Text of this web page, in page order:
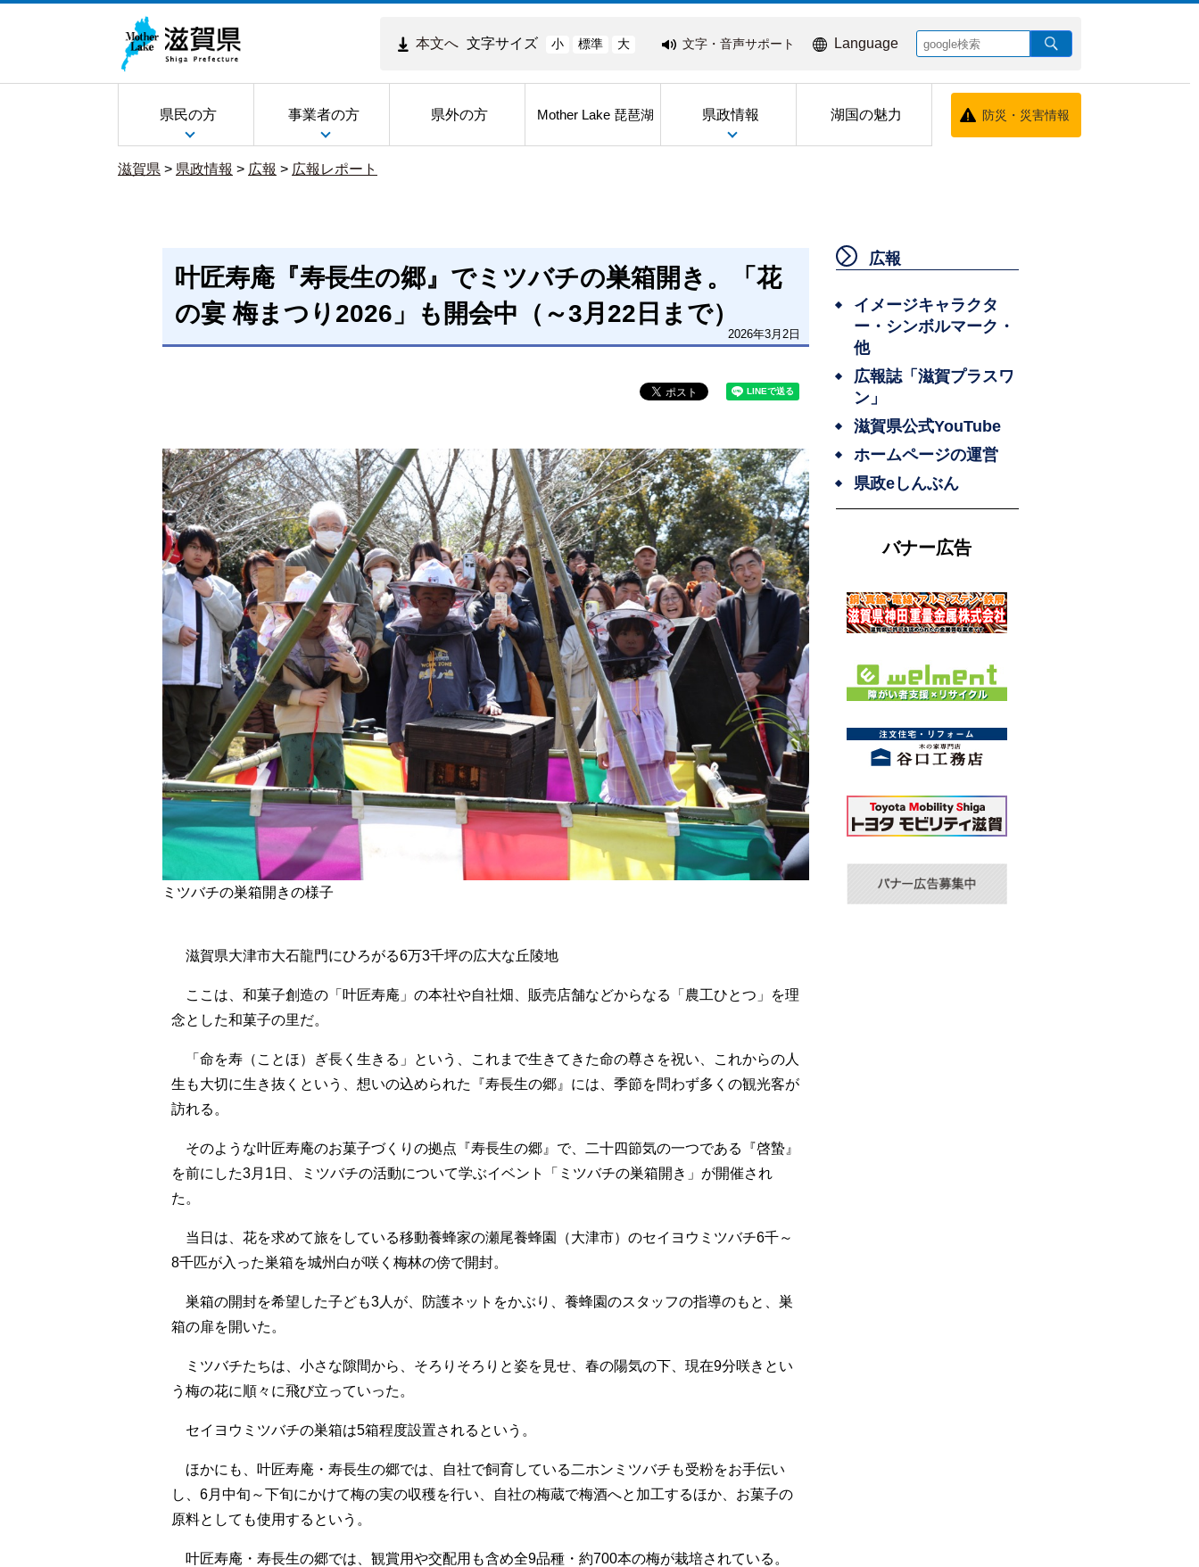
本文へ 文字サイズ 小 標準 大 文字・音声サポート Language
県民の方 事業者の方 県外の方 Mother Lake 琵琶湖 県政情報 湖国の魅力 防災・災害情報
滋賀県 > 県政情報 > 広報 > 広報レポート
叶匠寿庵『寿長生の郷』でミツバチの巣箱開き。「花
の宴 梅まつり2026」も開会中（～3月22日まで）
2026年3月2日
ミツバチの巣箱開きの様子
滋賀県大津市大石龍門にひろがる6万3千坪の広大な丘陵地
ここは、和菓子創造の「叶匠寿庵」の本社や自社畑、販売店舗などからなる「農工ひとつ」を理
念とした和菓子の里だ。
「命を寿（ことほ）ぎ長く生きる」という、これまで生きてきた命の尊さを祝い、これからの人
生も大切に生き抜くという、想いの込められた『寿長生の郷』には、季節を問わず多くの観光客が
訪れる。
そのような叶匠寿庵のお菓子づくりの拠点『寿長生の郷』で、二十四節気の一つである『啓蟄』
を前にした3月1日、ミツバチの活動について学ぶイベント「ミツバチの巣箱開き」が開催され
た。
当日は、花を求めて旅をしている移動養蜂家の瀬尾養蜂園（大津市）のセイヨウミツバチ6千～
8千匹が入った巣箱を城州白が咲く梅林の傍で開封。
巣箱の開封を希望した子ども3人が、防護ネットをかぶり、養蜂園のスタッフの指導のもと、巣
箱の扉を開いた。
ミツバチたちは、小さな隙間から、そろりそろりと姿を見せ、春の陽気の下、現在9分咲きとい
う梅の花に順々に飛び立っていった。
セイヨウミツバチの巣箱は5箱程度設置されるという。
ほかにも、叶匠寿庵・寿長生の郷では、自社で飼育している二ホンミツバチも受粉をお手伝い
し、6月中旬～下旬にかけて梅の実の収穫を行い、自社の梅蔵で梅酒へと加工するほか、お菓子の
原料としても使用するという。
叶匠寿庵・寿長生の郷では、観賞用や交配用も含め全9品種・約700本の梅が栽培されている。
広報
イメージキャラクタ
ー・シンボルマーク・
他
広報誌「滋賀プラスワ
ン」
滋賀県公式YouTube
ホームページの運営
県政eしんぶん
バナー広告